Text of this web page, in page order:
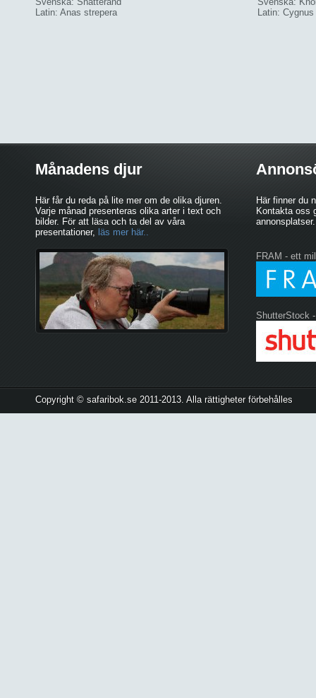
Latin: Anas strepera
Latin: Cygnus
Månadens djur
Här får du reda på lite mer om de olika djuren.
Varje månad presenteras olika arter i text och
bilder. För att läsa och ta del av våra
presentationer, läs mer här..
Här finner du
Kontakta oss
annonsplatser.
FRAM - ett
ShutterStock
Copyright © safaribok.se 2011-2013. Alla rättigheter förbehålles